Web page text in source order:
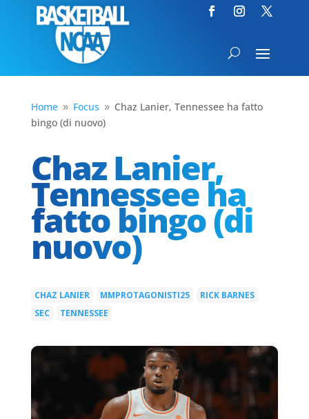
Home 9 Focus 9 Chaz Lanier, Tennessee ha fatto
bingo (di nuovo)
Chaz Lanier,
Tennessee ha
fatto bingo (di
nuovo)
CHAZ LANIER MMPROTAGONISTI25 RICK BARNES
SEC TENNESSEE